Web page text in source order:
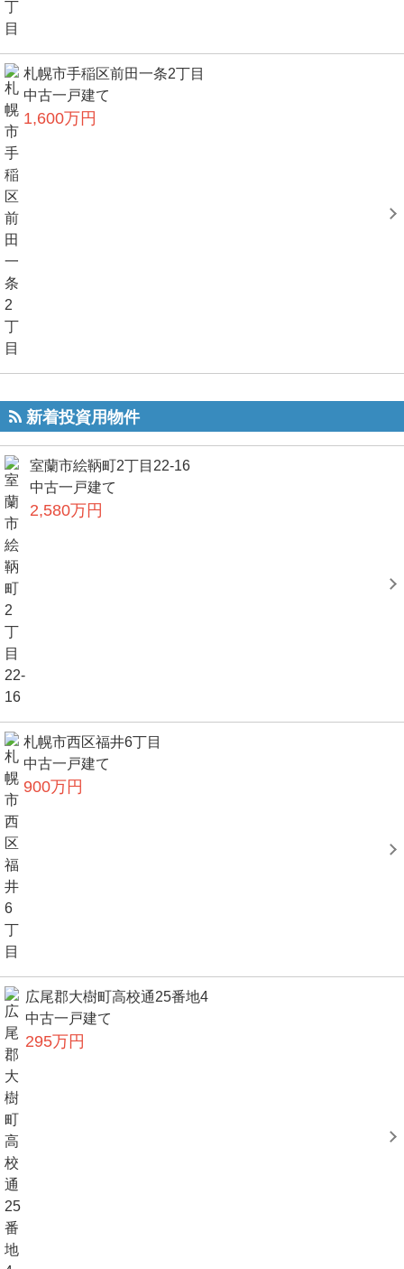
札幌市手稲区前田一条2丁目
中古一戸建て
1,600万円
新着投資用物件
室蘭市絵鞆町2丁目22-16
中古一戸建て
2,580万円
札幌市西区福井6丁目
中古一戸建て
900万円
広尾郡大樹町高校通25番地4
中古一戸建て
295万円